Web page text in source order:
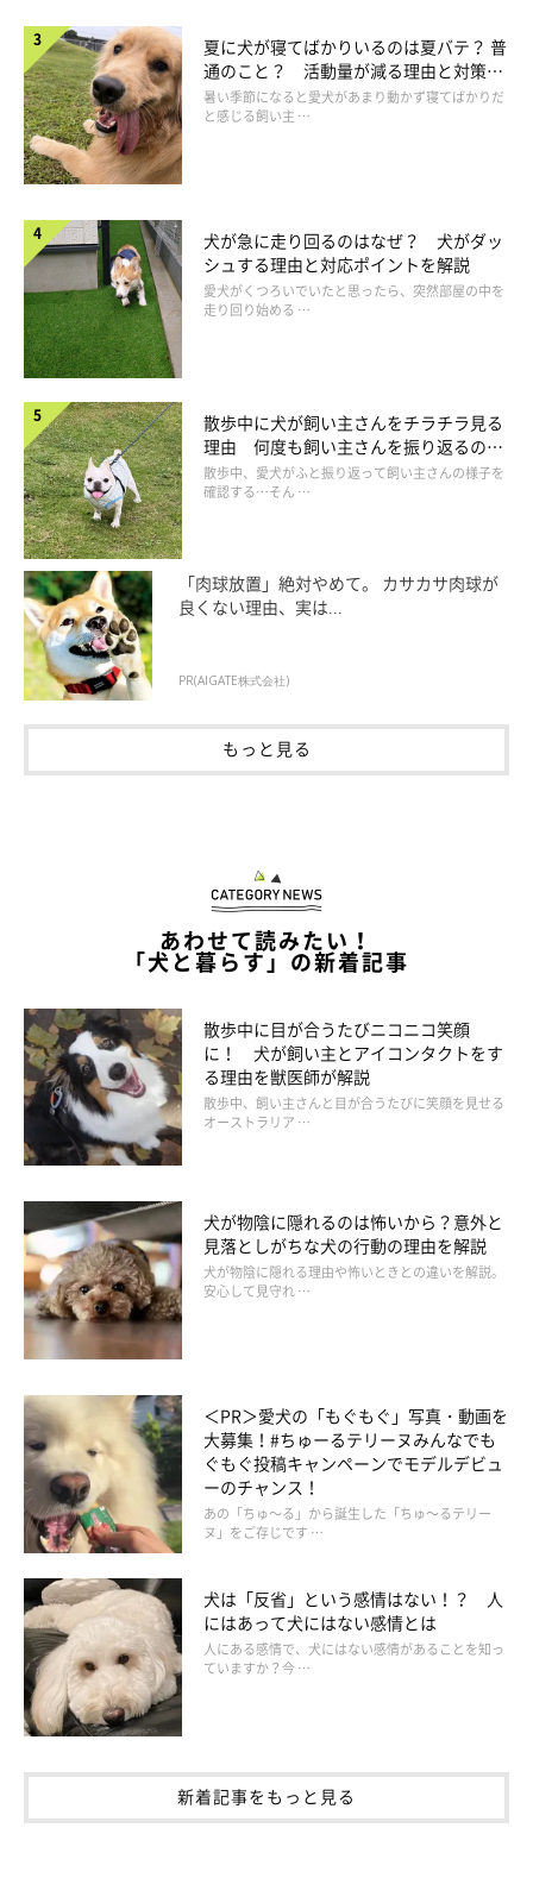
に、体をブルブルさせることで、自分自身を落ち着かせようとし
ている可能性もあります。もし苦手だと認識している人やワンち
ゃんに会ったときや、動物病院に行くときにブルブルするのな
ら、その線を疑いましょう。また、突然体をカキカキとかき始め
た時も、ストレスや不安から、自らを落ち着かせようとしている
まいにちのいぬ・ねこのきもちアプリ
おもちゃで遊んでいるときや、ワンちゃん同士でじゃれていると
きに行なっているガウガウは、遊び気分が盛り上がって興奮して
いる状態です。夢中で遊んでいるときは特に、ガウガウと声を出
したり、ウーっとうなり声を出したりします。あまりにもヒート
アップすると、噛みついてしまうことがありますので、その場合
はいったん中断して、ワンちゃんの興奮がおさまってから遊びを
再開しましょう。
夏に犬が寝てばかりいるのは夏バテ？ 普
通のこと？ 活動量が減る理由と対策と
は
暑い季節になると愛犬があまり動かず寝てばかりだ
と感じる飼い主 …
犬が急に走り回るのはなぜ？ 犬がダッ
シュする理由と対応ポイントを解説
愛犬がくつろいでいたと思ったら、突然部屋の中を
走り回り始める …
散歩中に犬が飼い主さんをチラチラ見る
理由 何度も飼い主さんを振り返るのは
なぜ？
散歩中、愛犬がふと振り返って飼い主さんの様子を
確認する…そん …
「肉球放置」絶対やめて。 カサカサ肉球が
良くない理由、実は...
PR(AIGATE株式会社)
もっと見る
あわせて読みたい！
「犬と暮らす」の新着記事
散歩中に目が合うたびニコニコ笑顔
に！ 犬が飼い主とアイコンタクトをす
る理由を獣医師が解説
散歩中、飼い主さんと目が合うたびに笑顔を見せる
オーストラリア …
犬が物陰に隠れるのは怖いから？意外と
見落としがちな犬の行動の理由を解説
犬が物陰に隠れる理由や怖いときとの違いを解説。
安心して見守れ …
＜PR＞愛犬の「もぐもぐ」写真・動画を
大募集！#ちゅーるテリーヌみんなでも
ぐもぐ投稿キャンペーンでモデルデビュ
ーのチャンス！
あの「ちゅ～る」から誕生した「ちゅ～るテリー
ヌ」をご存じです …
犬は「反省」という感情はない！？ 人
にはあって犬にはない感情とは
人にある感情で、犬にはない感情があることを知っ
ていますか？今 …
新着記事をもっと見る